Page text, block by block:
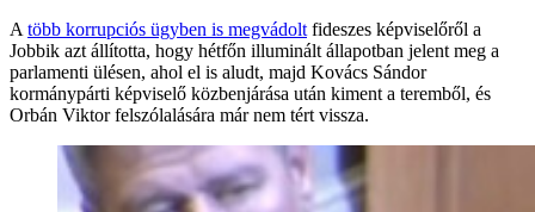
A több korrupciós ügyben is megvádolt fideszes képviselőről a
Jobbik azt állította, hogy hétfőn illuminált állapotban jelent meg a
parlamenti ülésen, ahol el is aludt, majd Kovács Sándor
kormánypárti képviselő közbenjárása után kiment a teremből, és
Orbán Viktor felszólalására már nem tért vissza.